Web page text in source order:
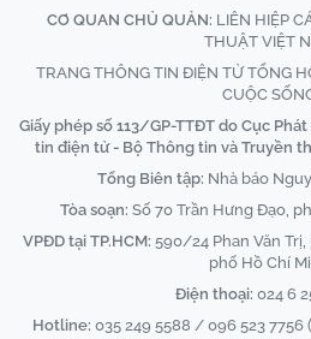
CƠ QUAN CHỦ QUẢN: LIÊN HIỆP
THUẬT VIỆT
TRANG THÔNG TIN ĐIỆN TỬ TỔNG
CUỘC
Giấy phép số 113/GP-TTĐT do Cục
tin điện tử - Bộ Thông tin và Truyền
Tổng Biên tập: Nhà báo
Tòa soạn: Số 70 Trần Hưng Đạo,
VPĐD tại TP.HCM: 590/24 Phan Văn
phố Hồ Chí
Điện thoại: 024 6
Hotline: 035 249 5588 / 096 523 7756